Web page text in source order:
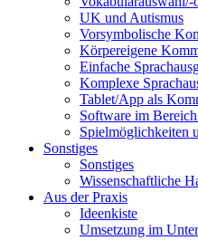
UK und Autismus
Vorsymbolische
Körpereigene
Einfache
Komplexe
Tablet/App als
Software im
Spielmöglichkeiten
Sonstiges
Sonstiges
Wissenschaftliche
Aus der Praxis
Ideenkiste
Umsetzung im